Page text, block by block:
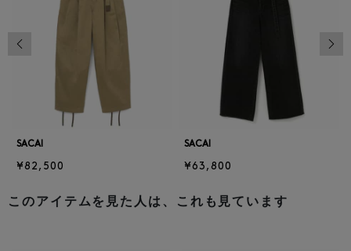
SACAI
¥82,500
SACAI
¥63,800
前の画像
このアイテムを見た人は、これも見ています